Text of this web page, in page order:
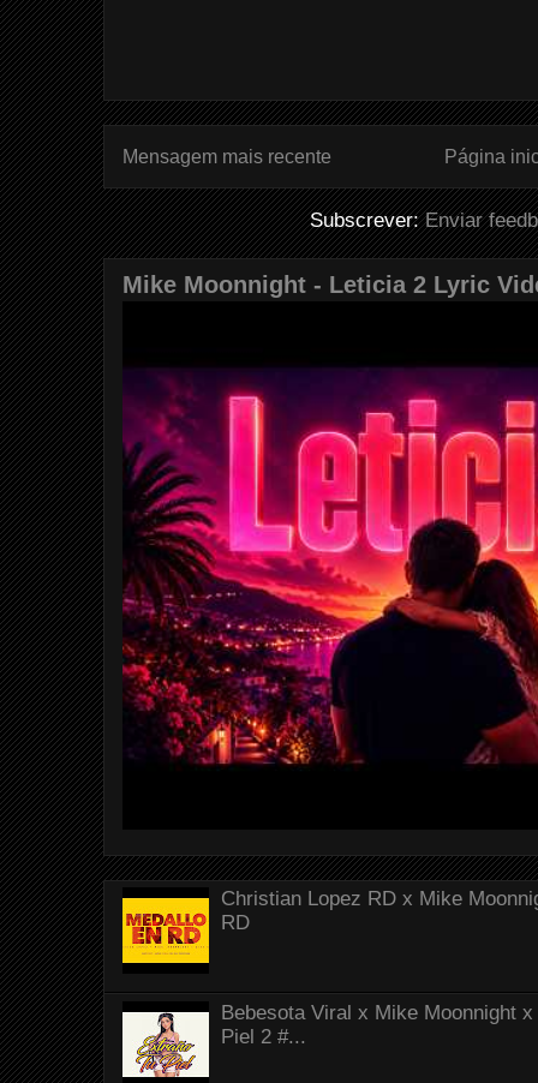
Mensagem mais recente Página
Subscrever:Enviar
Mike Moonnight - Leticia 2 Lyric
Christian Lopez RD x Mike
RD
Bebesota Viral x Mike Moonnight
Piel 2 #...